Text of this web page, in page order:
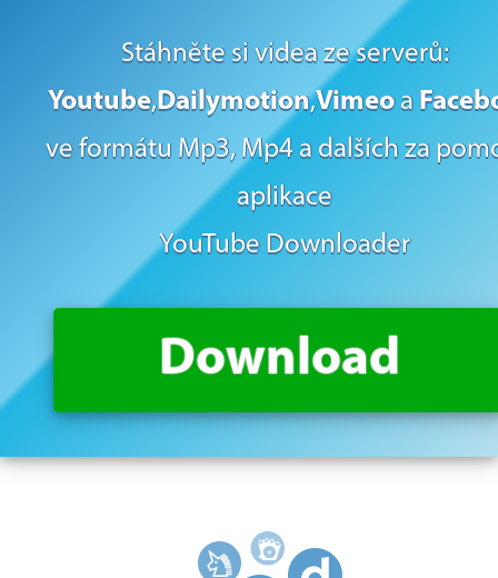
Stáhněte si videa ze serverů:
Youtube,Dailymotion,Vimeoa
ve formátu Mp3, Mp4 a dalších za
aplikace
YouTube Downloader
Download